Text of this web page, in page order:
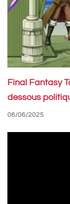
Final Fantasy
dessous
06/06/2025